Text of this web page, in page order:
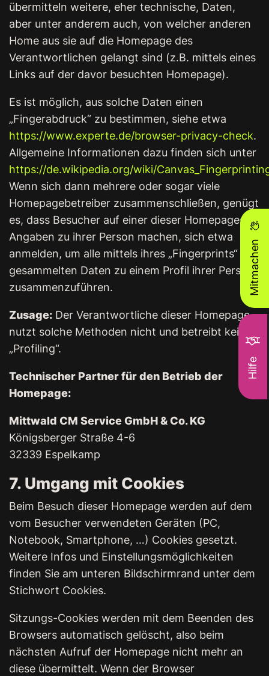
Mitmachen
Hilfe
übermitteln weitere, eher technische, Daten,
aber unter anderem auch, von welcher anderen
Home aus sie auf die Homepage des
Verantwortlichen gelangt sind (z.B. mittels eines
Links auf der davor besuchten Homepage).
Es ist möglich, aus solche Daten einen
„Fingerabdruck“ zu bestimmen, siehe etwa
https://www.experte.de/browser-privacy-check.
Allgemeine Informationen dazu finden sich unter
https://de.wikipedia.org/wiki/
Wenn sich dann mehrere oder sogar viele
Homepagebetreiber zusammenschließen, genügt
es, dass Besucher auf einer dieser Homepages
Angaben zu ihrer Person machen, sich etwa
anmelden, um alle mittels ihres „Fingerprints“
gesammelten Daten zu einem Profil ihrer Person
zusammenzuführen.
Zusage: Der Verantwortliche dieser Homepage
nutzt solche Methoden nicht und betreibt kein
„Profiling“.
Technischer Partner für den Betrieb der
Homepage:
Mittwald CM Service GmbH & Co. KG
Königsberger Straße 4-6
32339 Espelkamp
7. Umgang mit Cookies
Beim Besuch dieser Homepage werden auf dem
vom Besucher verwendeten Geräten (PC,
Notebook, Smartphone, …) Cookies gesetzt.
Weitere Infos und Einstellungsmöglichkeiten
finden Sie am unteren Bildschirmrand unter dem
Stichwort Cookies.
Sitzungs-Cookies werden mit dem Beenden des
Browsers automatisch gelöscht, also beim
nächsten Aufruf der Homepage nicht mehr an
diese übermittelt. Wenn der Browser